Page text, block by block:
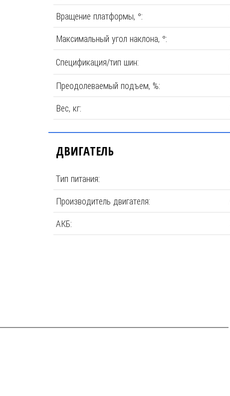
Вращение платформы, °:
Максимальный угол наклона, °:
Спецификация/тип шин:
Преодолеваемый подъем, %:
Вес, кг:
ДВИГАТЕЛЬ
Тип питания:
Производитель двигателя:
АКБ: